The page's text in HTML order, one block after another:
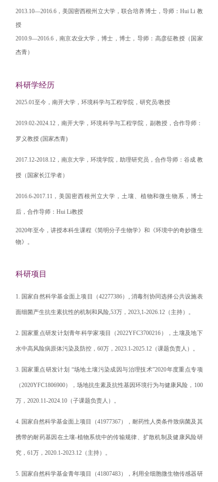
2013.10—2016.6，美国密西根州立大学，联合培养博士， 导师：Hui Li 教
授
2010.9—2016.6，南京农业大学，博士， 博士，导师：高彦征教授（国家
杰青）
科研学经历
2025.01至今， 南开大学，环境科学与工程学院，研究员/教授
2019.02-2024.12，南开大学，环境科学与工程学院，副教授，合作导师：
罗义教授 (国家杰青)
2017.12-2018.12，南京大学，环境学院，助理研究员，合作导师：谷成 教
授（国家长江学者）
2016.6-2017.11，美国密西根州立大学，土壤、植物和微生物系，博士
后，合作导师：Hui Li教授
2020年至今，讲授本科生课程《简明分子生物学》和《环境中的奇妙微生
物》。
科研项目
1. 国家自然科学基金面上项目（42277386） , 消毒剂协同选择公共设施表
面细菌产生抗生素抗性的机制和风险,53万， 2023,1-2026.12（主持）。
2. 国家重点研发计划青年科学家项目（2022YFC3700216 ），土壤及地下
水中高风险病原体污染及防控， 60万， 2023.1-2025.12（课题负责人）。
3. 国家重点研发计划 “场地土壤污染成因与治理技术”2020年度重点专项
（2020YFC1806900），场地抗生素及抗性基因环境行为与健康风险， 100
万， 2020.11-2024.10（子课题负责人）。
4. 国家自然科学基金面上项目（41977367），耐药性人类条件致病菌及其
携带的耐药基因在土壤-植物系统中的传输规律、扩散机制及健康风险研
究， 61万， 2020.1-2023.12（主持）。
5. 国家自然科学基金青年项目（41807483），利用全细胞微生物传感器研